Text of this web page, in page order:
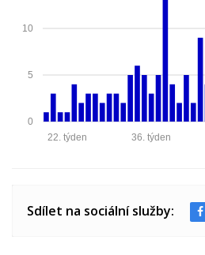
0
5
10
36. týden
22. týden
Sdílet na sociální služby: